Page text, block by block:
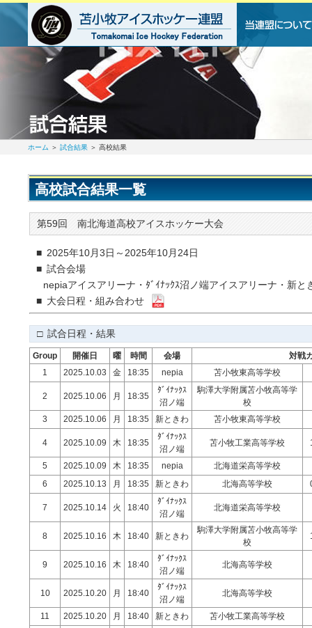
ホーム ＞ 試合結果 ＞ 高校結果
高校試合結果一覧
第59回 南北海道高校アイスホッケー大会
■ 2025年10月3日～2025年10月24日
■ 試合会場
nepiaアイスアリーナ・ﾀﾞｲﾅｯｸｽ沼ノ端アイスアリーナ・新と
■ 大会日程・組み合わせ
□ 試合日程・結果
Group 開催日 曜 時間 会場
対戦
1
2025.10.03 金 18:35 nepia 苫小牧東高等学校
2 2025.10.06 月 18:35
ﾀﾞｲﾅｯｸｽ
沼ノ端
駒澤大学附属苫小牧高等学
校
3
2025.10.06 月 18:35 新ときわ 苫小牧東高等学校
4 2025.10.09 木 18:35
ﾀﾞｲﾅｯｸｽ
沼ノ端
苫小牧工業高等学校
5 2025.10.09 木 18:35 nepia
北海道栄高等学校
6
2025.10.13 月 18:35 新ときわ 北海高等学校
7 2025.10.14 火 18:40
ﾀﾞｲﾅｯｸｽ
沼ノ端
北海道栄高等学校
8 2025.10.16 木 18:40 新ときわ
駒澤大学附属苫小牧高等学
校
9 2025.10.16 木 18:40
ﾀﾞｲﾅｯｸｽ
沼ノ端
北海高等学校
10 2025.10.20 月 18:40
ﾀﾞｲﾅｯｸｽ
沼ノ端
北海高等学校
11 2025.10.20 月 18:40 新ときわ 苫小牧工業高等学校